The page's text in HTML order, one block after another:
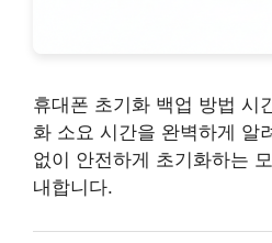
휴대폰 초기화 백업 방법 시
화 소요 시간을 완벽하게 알
없이 안전하게 초기화하는
내합니다.